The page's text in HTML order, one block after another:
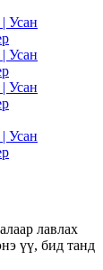
лавлах
үү, бид танд